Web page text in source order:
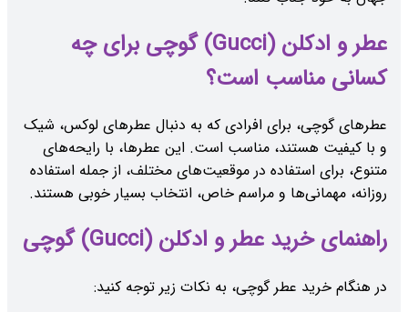
عطر و ادکلن (Gucci) گوچی برای چه
کسانی مناسب است؟
عطرهای گوچی، برای افرادی که به دنبال عطرهای لوکس، شیک
و با کیفیت هستند، مناسب است. این عطرها، با رایحه‌های
متنوع، برای استفاده در موقعیت‌های مختلف، از جمله استفاده
روزانه، مهمانی‌ها و مراسم خاص، انتخاب بسیار خوبی هستند.
راهنمای خرید عطر و ادکلن (Gucci) گوچی
در هنگام خرید عطر گوچی، به نکات زیر توجه کنید: